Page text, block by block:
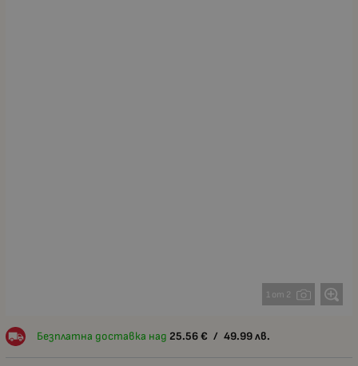
1 от 2
Безплатна доставка над 25.56 € / 49.99 лв.